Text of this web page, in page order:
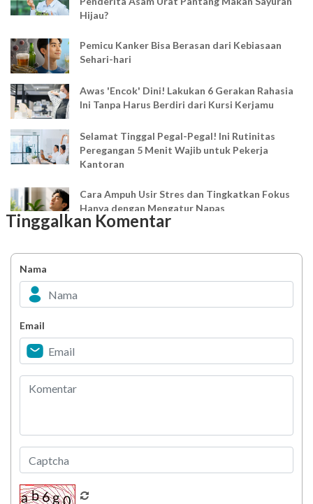
Hijau?
Pemicu Kanker Bisa Berasan dari Kebiasaan
Sehari-hari
Awas 'Encok' Dini! Lakukan 6 Gerakan Rahasia
Ini Tanpa Harus Berdiri dari Kursi Kerjamu
Selamat Tinggal Pegal-Pegal! Ini Rutinitas
Peregangan 5 Menit Wajib untuk Pekerja
Kantoran
Cara Ampuh Usir Stres dan Tingkatkan Fokus
Hanya dengan Mengatur Napas
Bahagia dalam Tubuh
Minuman Manis, Teman atau Ancaman?
Berani Selesaikan Challenge 6.000 Langkah?
Tinggalkan Komentar
Nama
Email